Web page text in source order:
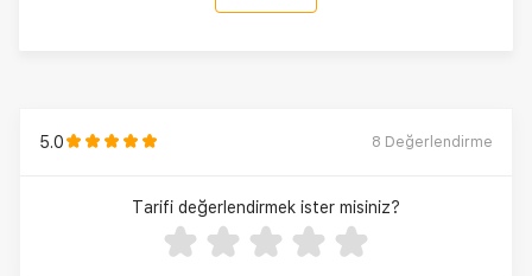
5.0 8 Değerlendirme
Tarifi değerlendirmek ister misiniz?